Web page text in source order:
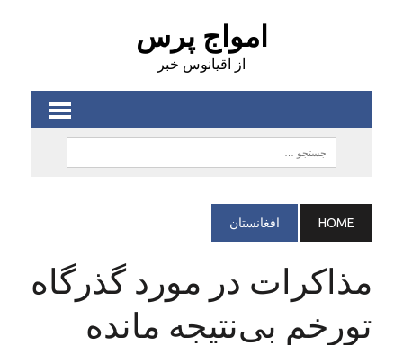
امواج پرس
از اقیانوس خبر
HOME افغانستان
مذاکرات در مورد گذرگاه
تورخم بی‌نتیجه مانده